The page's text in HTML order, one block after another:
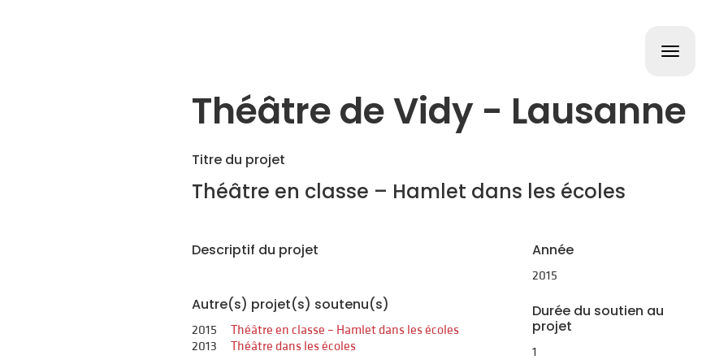
Théâtre de Vidy - Lausanne
Titre du projet
Théâtre en classe – Hamlet dans les écoles
Descriptif du projet
Autre(s) projet(s) soutenu(s)
2015
Théâtre en classe – Hamlet dans les écoles
2013
Théâtre dans les écoles
Année
2015
Durée du soutien au
projet
1